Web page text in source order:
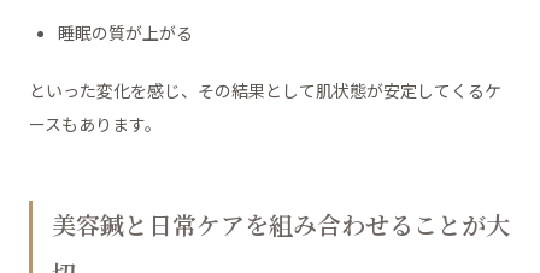
睡眠の質が上がる
といった変化を感じ、その結果として肌状態が安定してくるケ
ースもあります。
美容鍼と日常ケアを組み合わせることが大